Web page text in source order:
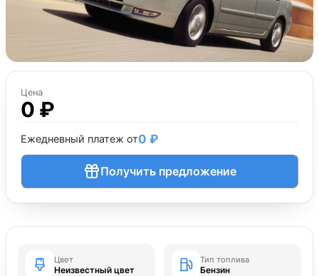
Цена
0 ₽
Ежедневный платеж от0 ₽
Получить предложение
Цвет
Неизвестный цвет
Тип топлива
Бензин